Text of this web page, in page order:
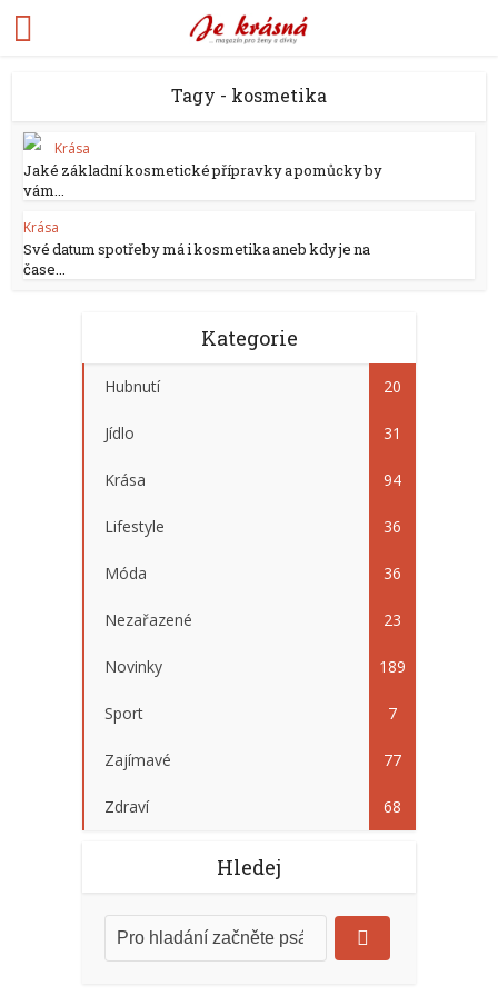
Tagy - kosmetika
Krása
Jaké základní kosmetické přípravky a pomůcky by
vám...
Krása
Své datum spotřeby má i kosmetika aneb kdy je na
čase...
Kategorie
Hubnutí 20
Jídlo 31
Krása 94
Lifestyle 36
Móda 36
Nezařazené 23
Novinky 189
Sport 7
Zajímavé 77
Zdraví 68
Hledej